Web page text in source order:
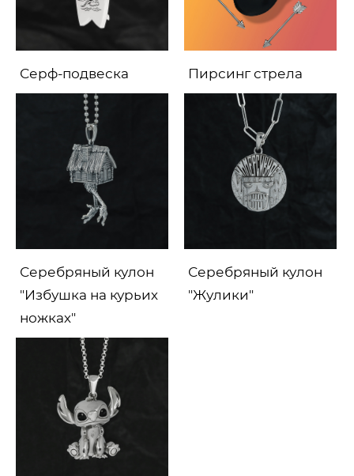
Серф-подвеска Пирсинг стрела
Серебряный кулон
"Избушка на курьих
ножках"
Серебряный кулон
"Жулики"